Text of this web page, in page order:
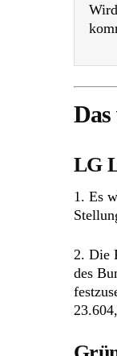
LG
1. Es
2. Die
des